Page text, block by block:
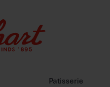
Patisserie